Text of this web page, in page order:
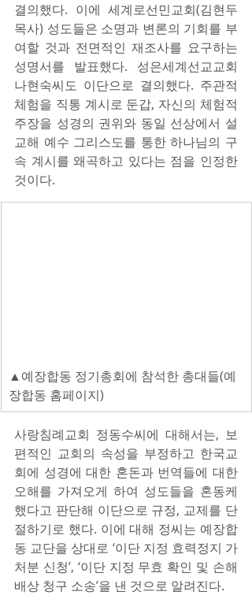
결의했다. 이에 세계로선민교회(김현두
목사) 성도들은 소명과 변론의 기회를 부
여할 것과 전면적인 재조사를 요구하는
성명서를 발표했다. 성은세계선교교회
나현숙씨도 이단으로 결의했다. 주관적
체험을 직통 계시로 둔갑, 자신의 체험적
주장을 성경의 권위와 동일 선상에서 설
교해 예수 그리스도를 통한 하나님의 구
속 계시를 왜곡하고 있다는 점을 인정한
것이다.
▲예장합동 정기총회에 참석한 총대들(예
장합동 홈페이지)
사랑침례교회 정동수씨에 대해서는, 보
편적인 교회의 속성을 부정하고 한국교
회에 성경에 대한 혼돈과 번역들에 대한
오해를 가져오게 하여 성도들을 혼동케
했다고 판단해 이단으로 규정, 교제를 단
절하기로 했다. 이에 대해 정씨는 예장합
동 교단을 상대로 ‘이단 지정 효력정지 가
처분 신청’, ‘이단 지정 무효 확인 및 손해
배상 청구 소송’을 낸 것으로 알려진다.